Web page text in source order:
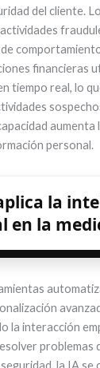
del cliente.
financieras
tiempo real, lo
aumenta
personal.
la
en la
la interacción
problemas